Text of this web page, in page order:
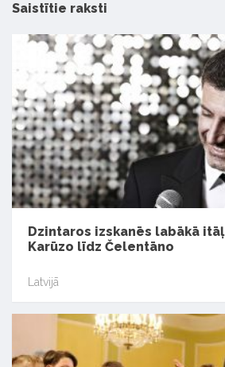
Saistītie raksti
Dzintaros izskanēs labākā
Karūzo līdz Čelentāno
Latvijā